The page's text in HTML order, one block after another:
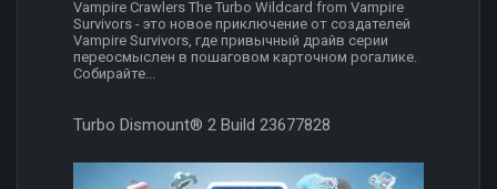
Vampire Crawlers The Turbo Wildcard from Vampire
Survivors - это новое приключение от создателей
Vampire Survivors, где привычный драйв серии
переосмыслен в пошаговом карточном рогалике.
Собирайте...
Turbo Dismount® 2 Build 23677828